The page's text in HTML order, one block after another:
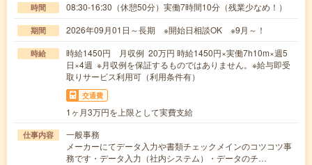
時間 08:30-16:30（休憩50分）実働7時間10分（残業少なめ！）
期間 2026年09月01日～長期 ※開始日相談OK ※9月～！
時給
時給1450円 月収例 20万円 時給1450円×実働7h10m×週5
日×4週 ※月収例を保証するものではありません。※給与即受
取りサービス利用可（利用条件有）
交通費
1ヶ月3万円を上限として実費支給
仕事内容
一般事務
メーカーにてデータ入力や書類チェックメインのコツコツ事
務です・データ入力（社内システム）・データのチ…